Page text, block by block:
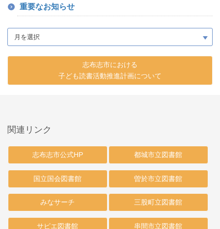
重要なお知らせ
志布志市における
子ども読書活動推進計画について
関連リンク
志布志市公式HP
国立国会図書館
みなサーチ
サピエ図書館
都城市立図書館
曽於市立図書館
三股町立図書館
串間市立図書館